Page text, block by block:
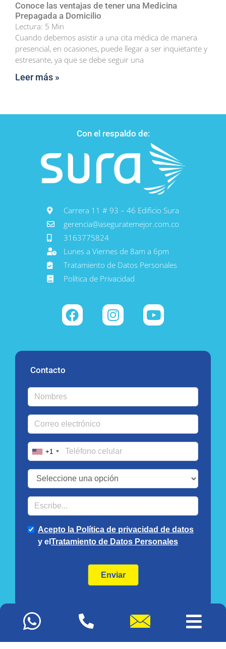
Conoce las ventajas de tener una Medicina
Prepagada a Domicilio
Lectura: 5 Min
Cuando debemos asistir a una cita médica de manera
presencial, en ocasiones, puede llegar a ser inquietante y
estresante, ya que se debe seguir una
Leer más »
Con el respaldo de:
Carrera 11 # 93 – 46 Edificio Sura
gerencia@aseguratemejor.com.co
3163775824
Lunes a Viernes de 8am a 6pm
Tratamiento de Datos Personales
Política de Privacidad
Contacto